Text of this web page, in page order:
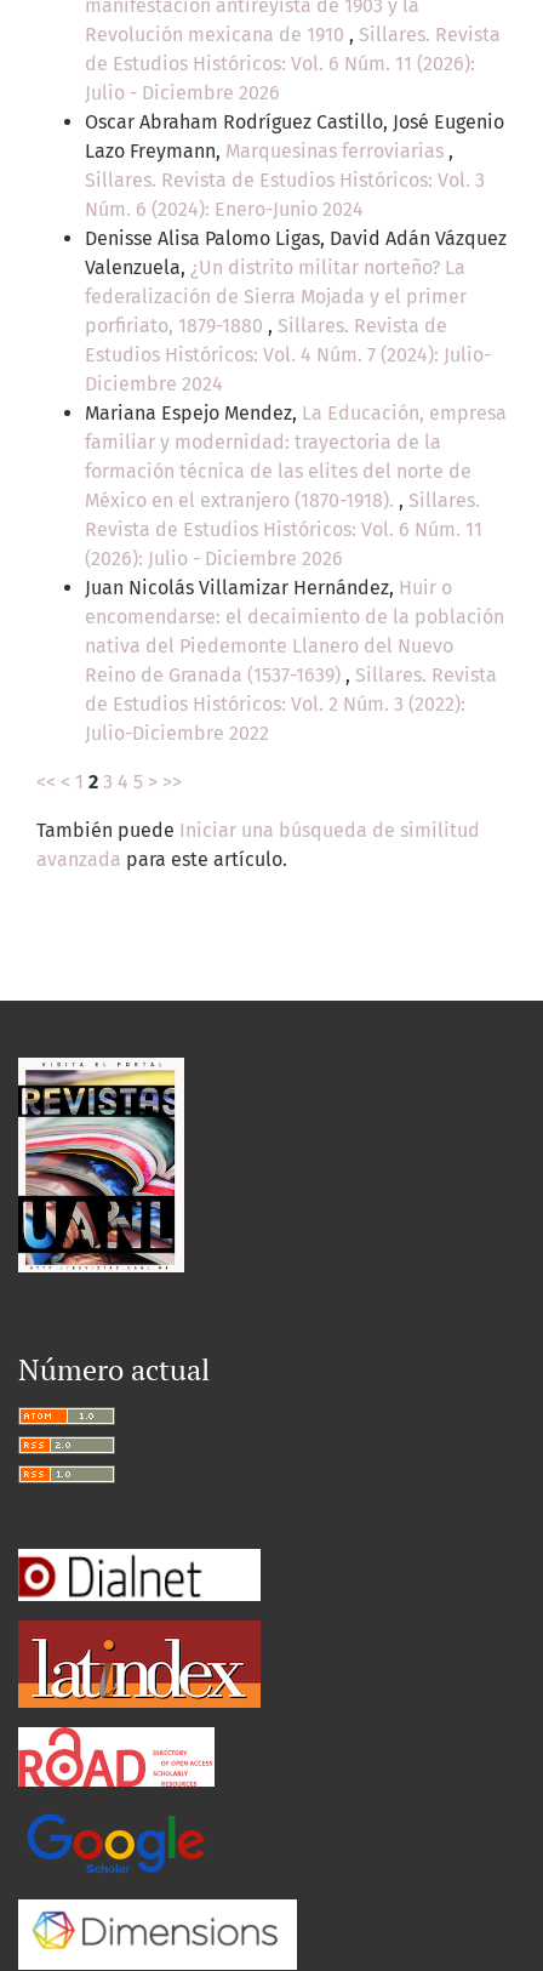
manifestación antireyista de 1903 y la
Revolución mexicana de 1910 , Sillares. Revista
de Estudios Históricos: Vol. 6 Núm. 11 (2026):
Julio - Diciembre 2026
Oscar Abraham Rodríguez Castillo, José Eugenio
Lazo Freymann, Marquesinas ferroviarias ,
Sillares. Revista de Estudios Históricos: Vol. 3
Núm. 6 (2024): Enero-Junio 2024
Denisse Alisa Palomo Ligas, David Adán Vázquez
Valenzuela, ¿Un distrito militar norteño? La
federalización de Sierra Mojada y el primer
porfiriato, 1879-1880 , Sillares. Revista de
Estudios Históricos: Vol. 4 Núm. 7 (2024): Julio-
Diciembre 2024
Mariana Espejo Mendez, La Educación, empresa
familiar y modernidad: trayectoria de la
formación técnica de las elites del norte de
México en el extranjero (1870-1918). , Sillares.
Revista de Estudios Históricos: Vol. 6 Núm. 11
(2026): Julio - Diciembre 2026
Juan Nicolás Villamizar Hernández, Huir o
encomendarse: el decaimiento de la población
nativa del Piedemonte Llanero del Nuevo
Reino de Granada (1537-1639) , Sillares. Revista
de Estudios Históricos: Vol. 2 Núm. 3 (2022):
Julio-Diciembre 2022
<< < 1 2 3 4 5 > >>
También puede Iniciar una búsqueda de similitud
avanzada para este artículo.
Número actual